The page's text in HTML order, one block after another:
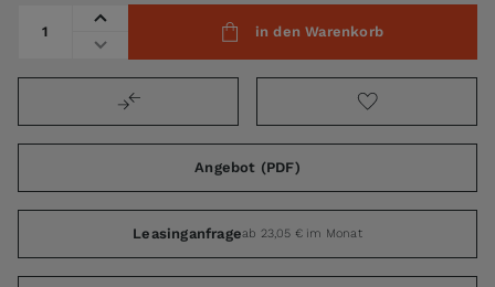
in den Warenkorb
Angebot (PDF)
Leasinganfrageab 23,05 € im Monat